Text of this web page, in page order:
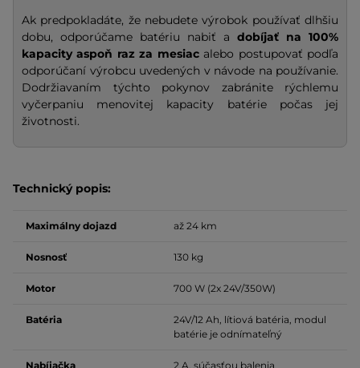
Ak predpokladáte, že nebudete výrobok používať dlhšiu
dobu, odporúčame batériu nabiť a dobíjať na 100%
kapacity aspoň raz za mesiacalebo postupovať podľa
odporúčaní výrobcu uvedených v návode na používanie.
Dodržiavaním týchto pokynov zabránite rýchlemu
vyčerpaniu menovitej kapacity batérie počas jej
životnosti.
Technický popis:
Maximálny dojazd až 24 km
Nosnosť 130 kg
Motor 700 W (2x 24V/350W)
Batéria
24V/12 Ah, lítiová batéria, modul
batérie je odnímateľný
Nabíjačka 2 A, súčasťou balenia